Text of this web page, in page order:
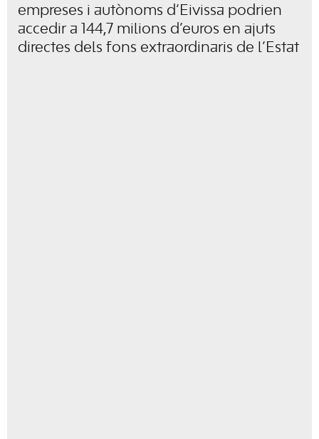
empreses i autònoms d’Eivissa podrien
accedir a 144,7 milions d’euros en ajuts
directes dels fons extraordinaris de l’Estat